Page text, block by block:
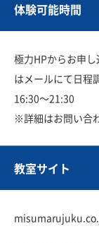
体験可能時間
極力HPからお申し
はメールにて日程
16:30〜21:30
※詳細はお問い合
教室サイト